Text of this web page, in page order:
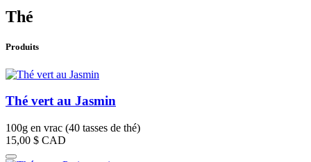
Thé
Produits
Thé vert au Jasmin
100g en vrac (40 tasses de thé)
15,00 $ CAD